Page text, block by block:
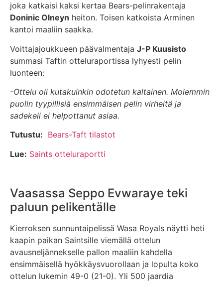
joka katkaisi kaksi kertaa Bears-pelinrakentaja
Doninic Olneyn heiton. Toisen katkoista Arminen
kantoi maaliin saakka.
Voittajajoukkueen päävalmentaja J-P Kuusisto
summasi Taftin otteluraportissa lyhyesti pelin
luonteen:
-Ottelu oli kutakuinkin odotetun kaltainen. Molemmin
puolin tyypillisiä ensimmäisen pelin virheitä ja
sadekeli ei helpottanut asiaa.
Tutustu: Bears-Taft tilastot
Lue: Saints otteluraportti
Vaasassa Seppo Evwaraye teki
paluun pelikentälle
Kierroksen sunnuntaipelissä Wasa Royals näytti heti
kaapin paikan Saintsille viemällä ottelun
avausneljännekselle pallon maaliin kahdella
ensimmäisellä hyökkäysvuorollaan ja lopulta koko
ottelun lukemin 49-0 (21-0). Yli 500 jaardia